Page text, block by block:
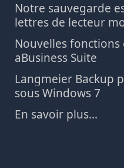
Notre sauvegarde
lettres de lecteur
Nouvelles
aBusiness Suite
Langmeier Backup
sous Windows 7
En savoir plus...